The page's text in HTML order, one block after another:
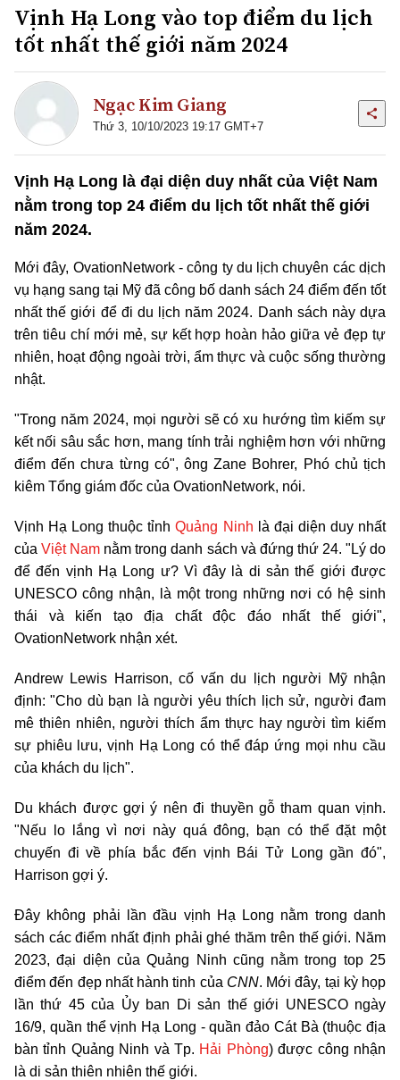
Vịnh Hạ Long vào top điểm du lịch
tốt nhất thế giới năm 2024
Ngạc Kim Giang
Thứ 3, 10/10/2023 19:17 GMT+7
Vịnh Hạ Long là đại diện duy nhất của Việt Nam
nằm trong top 24 điểm du lịch tốt nhất thế giới
năm 2024.
Mới đây, OvationNetwork - công ty du lịch chuyên các dịch
vụ hạng sang tại Mỹ đã công bố danh sách 24 điểm đến tốt
nhất thế giới để đi du lịch năm 2024. Danh sách này dựa
trên tiêu chí mới mẻ, sự kết hợp hoàn hảo giữa vẻ đẹp tự
nhiên, hoạt động ngoài trời, ẩm thực và cuộc sống thường
nhật.
"Trong năm 2024, mọi người sẽ có xu hướng tìm kiếm sự
kết nối sâu sắc hơn, mang tính trải nghiệm hơn với những
điểm đến chưa từng có", ông Zane Bohrer, Phó chủ tịch
kiêm Tổng giám đốc của OvationNetwork, nói.
Vịnh Hạ Long thuộc tỉnhQuảng Ninh là đại diện duy nhất
củaViệt Nam nằm trong danh sách và đứng thứ 24. "Lý do
để đến vịnh Hạ Long ư? Vì đây là di sản thế giới được
UNESCO công nhận, là một trong những nơi có hệ sinh
thái và kiến tạo địa chất độc đáo nhất thế giới",
OvationNetwork nhận xét.
Andrew Lewis Harrison, cố vấn du lịch người Mỹ nhận
định: "Cho dù bạn là người yêu thích lịch sử, người đam
mê thiên nhiên, người thích ẩm thực hay người tìm kiếm
sự phiêu lưu, vịnh Hạ Long có thể đáp ứng mọi nhu cầu
của khách du lịch".
Du khách được gợi ý nên đi thuyền gỗ tham quan vịnh.
"Nếu lo lắng vì nơi này quá đông, bạn có thể đặt một
chuyến đi về phía bắc đến vịnh Bái Tử Long gần đó",
Harrison gợi ý.
Đây không phải lần đầu vịnh Hạ Long nằm trong danh
sách các điểm nhất định phải ghé thăm trên thế giới. Năm
2023, đại diện của Quảng Ninh cũng nằm trong top 25
điểm đến đẹp nhất hành tinh của CNN. Mới đây, tại kỳ họp
lần thứ 45 của Ủy ban Di sản thế giới UNESCO ngày
16/9, quần thể vịnh Hạ Long - quần đảo Cát Bà (thuộc địa
bàn tỉnh Quảng Ninh và Tp. Hải Phòng) được công nhận
là di sản thiên nhiên thế giới.